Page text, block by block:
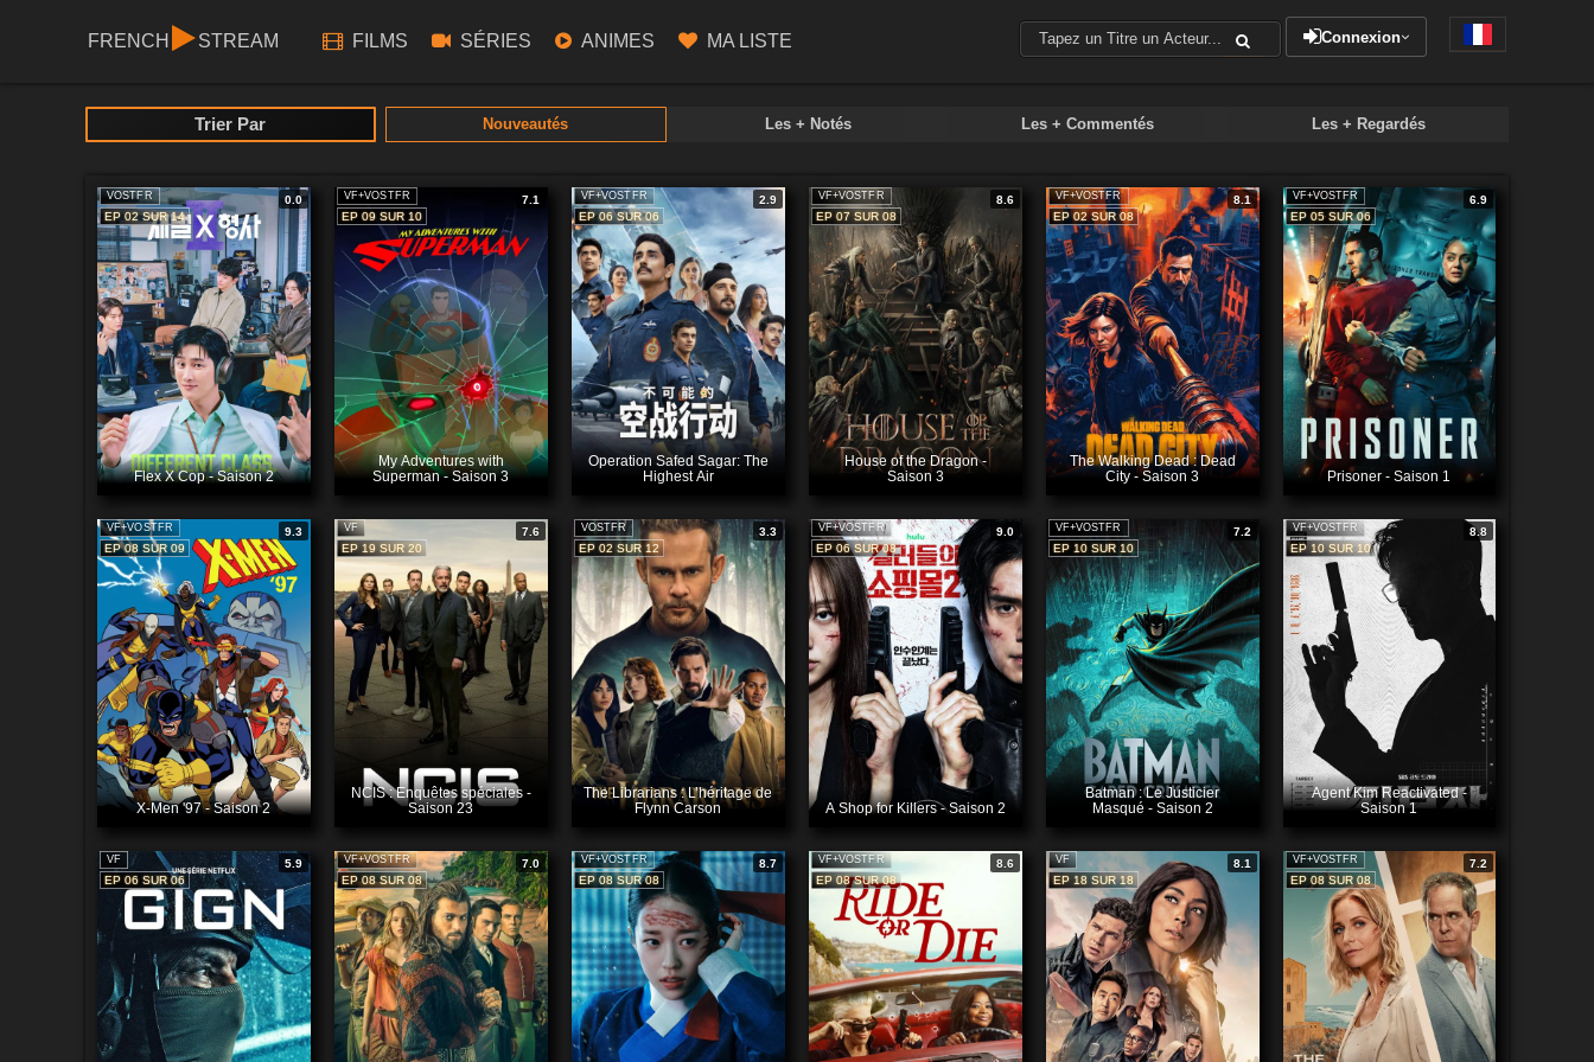
FRENCH STREAM FILMS SÉRIES ANIMES MA LISTE Connexion
Trier Par Nouveautés Les + Notés Les + Commentés Les + Regardés
VOSTFR
0.0
EP 02 SUR 14
Flex X Cop - Saison 2
VF+VOSTFR
7.1
EP 09 SUR 10
My Adventures with
Superman - Saison 3
VF+VOSTFR
2.9
EP 06 SUR 06
Operation Safed Sagar: The
Highest Air
VF+VOSTFR
8.6
EP 07 SUR 08
House of the Dragon -
Saison 3
VF+VOSTFR
8.1
EP 02 SUR 08
The Walking Dead : Dead
City - Saison 3
VF+VOSTFR
6.9
EP 05 SUR 06
Prisoner - Saison 1
VF+VOSTFR
9.3
EP 08 SUR 09
X-Men '97 - Saison 2
VF
7.6
EP 19 SUR 20
NCIS : Enquêtes spéciales -
Saison 23
VOSTFR
3.3
EP 02 SUR 12
The Librarians : L’héritage de
Flynn Carson
VF+VOSTFR
9.0
EP 06 SUR 08
A Shop for Killers - Saison 2
VF+VOSTFR
7.2
EP 10 SUR 10
Batman : Le Justicier
Masqué - Saison 2
VF+VOSTFR
8.8
EP 10 SUR 10
Agent Kim Reactivated -
Saison 1
VF
5.9
EP 06 SUR 06
VF+VOSTFR
7.0
EP 08 SUR 08
VF+VOSTFR
8.7
EP 08 SUR 08
VF+VOSTFR
8.6
EP 08 SUR 08
VF
8.1
EP 18 SUR 18
VF+VOSTFR
7.2
EP 08 SUR 08